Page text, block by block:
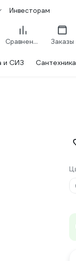
Инвесторам
Сравнение Заказы
и СИЗ Сантехника